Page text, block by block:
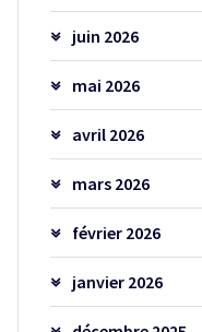
juin 2026
mai 2026
avril 2026
mars 2026
février 2026
janvier 2026